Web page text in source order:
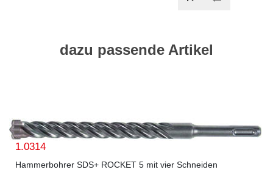
dazu passende Artikel
1.0314
Hammerbohrer SDS+ ROCKET 5 mit vier Schneiden